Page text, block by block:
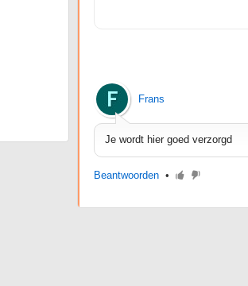
Frans
Je wordt hier goed verzorgd
Beantwoorden•